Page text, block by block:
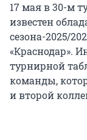
17 мая в 30-м
известен
сезона-2025/
«Краснодар».
турнирной
команды,
и второй